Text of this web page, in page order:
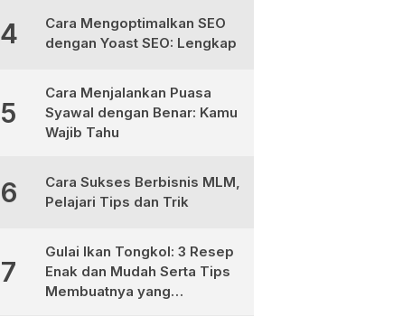
4
Cara Mengoptimalkan SEO
dengan Yoast SEO: Lengkap
5
Cara Menjalankan Puasa
Syawal dengan Benar: Kamu
Wajib Tahu
6
Cara Sukses Berbisnis MLM,
Pelajari Tips dan Trik
7
Gulai Ikan Tongkol: 3 Resep
Enak dan Mudah Serta Tips
Membuatnya yang